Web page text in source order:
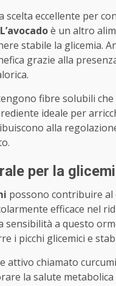
eccellente per
L’avocadoè un altro
stabile la glicemia.
grazie alla
fibre solubili
ideale per
alla
per la
possono contribuire
efficace nel
sensibilità a questo
i picchi glicemici e
attivo chiamato
la salute metabolica